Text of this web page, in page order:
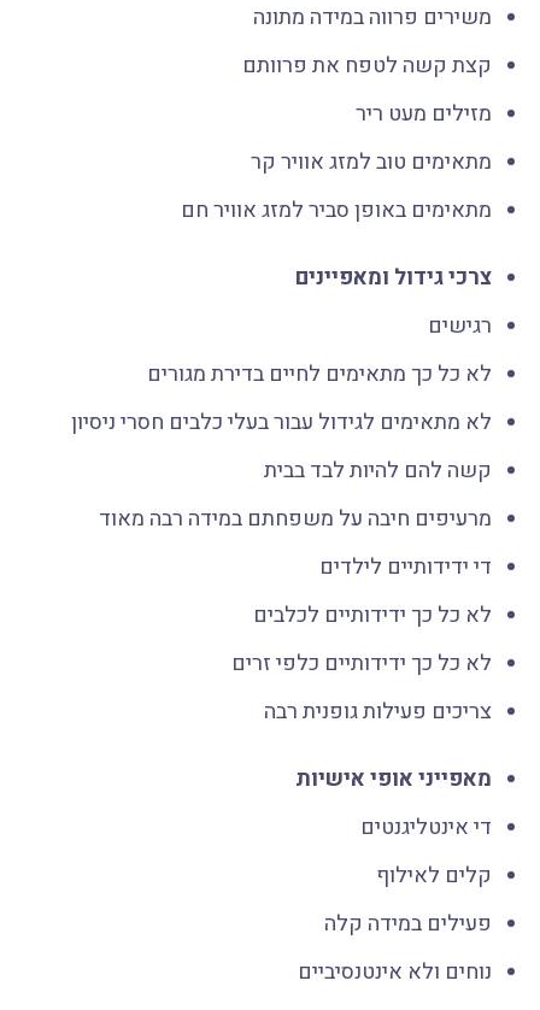
משירים פרווה במידה מתונה
קצת קשה לטפח את פרוותם
מזילים מעט ריר
מתאימים טוב למזג אוויר קר
מתאימים באופן סביר למזג אוויר חם
צרכי גידול ומאפיינים
רגישים
לא כל כך מתאימים לחיים בדירת מגורים
לא מתאימים לגידול עבור בעלי כלבים חסרי ניסיון
קשה להם להיות לבד בבית
מרעיפים חיבה על משפחתם במידה רבה מאוד
די ידידותיים לילדים
לא כל כך ידידותיים לכלבים
לא כל כך ידידותיים כלפי זרים
צריכים פעילות גופנית רבה
מאפייני אופי אישיות
די אינטליגנטים
קלים לאילוף
פעילים במידה קלה
נוחים ולא אינטנסיביים